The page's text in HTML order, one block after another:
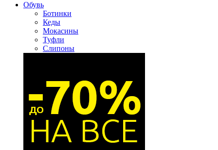
Обувь
Ботинки
Кеды
Мокасины
Туфли
Слипоны